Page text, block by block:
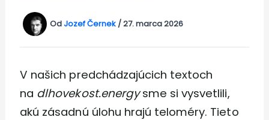
OdJozef Černek /27. marca 2026
V našich predchádzajúcich textoch
na dlhovekost.energysme si vysvetlili,
akú zásadnú úlohu hrajú teloméry. Tieto